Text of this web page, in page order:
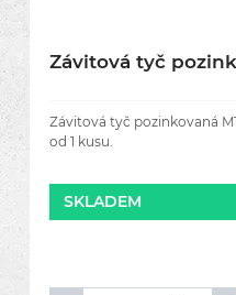
Závitová tyč
Závitová tyč pozinkovaná
od 1 kusu.
SKLADEM